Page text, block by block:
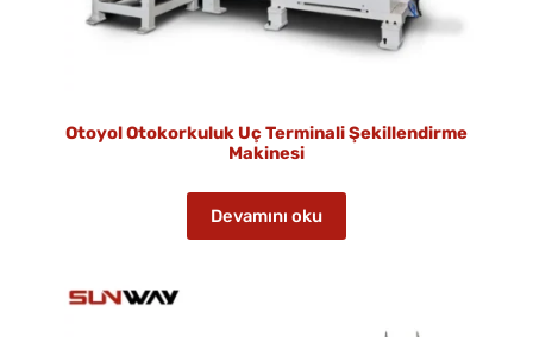
Otoyol Otokorkuluk Uç Terminali Şekillendirme
Makinesi
Devamını oku